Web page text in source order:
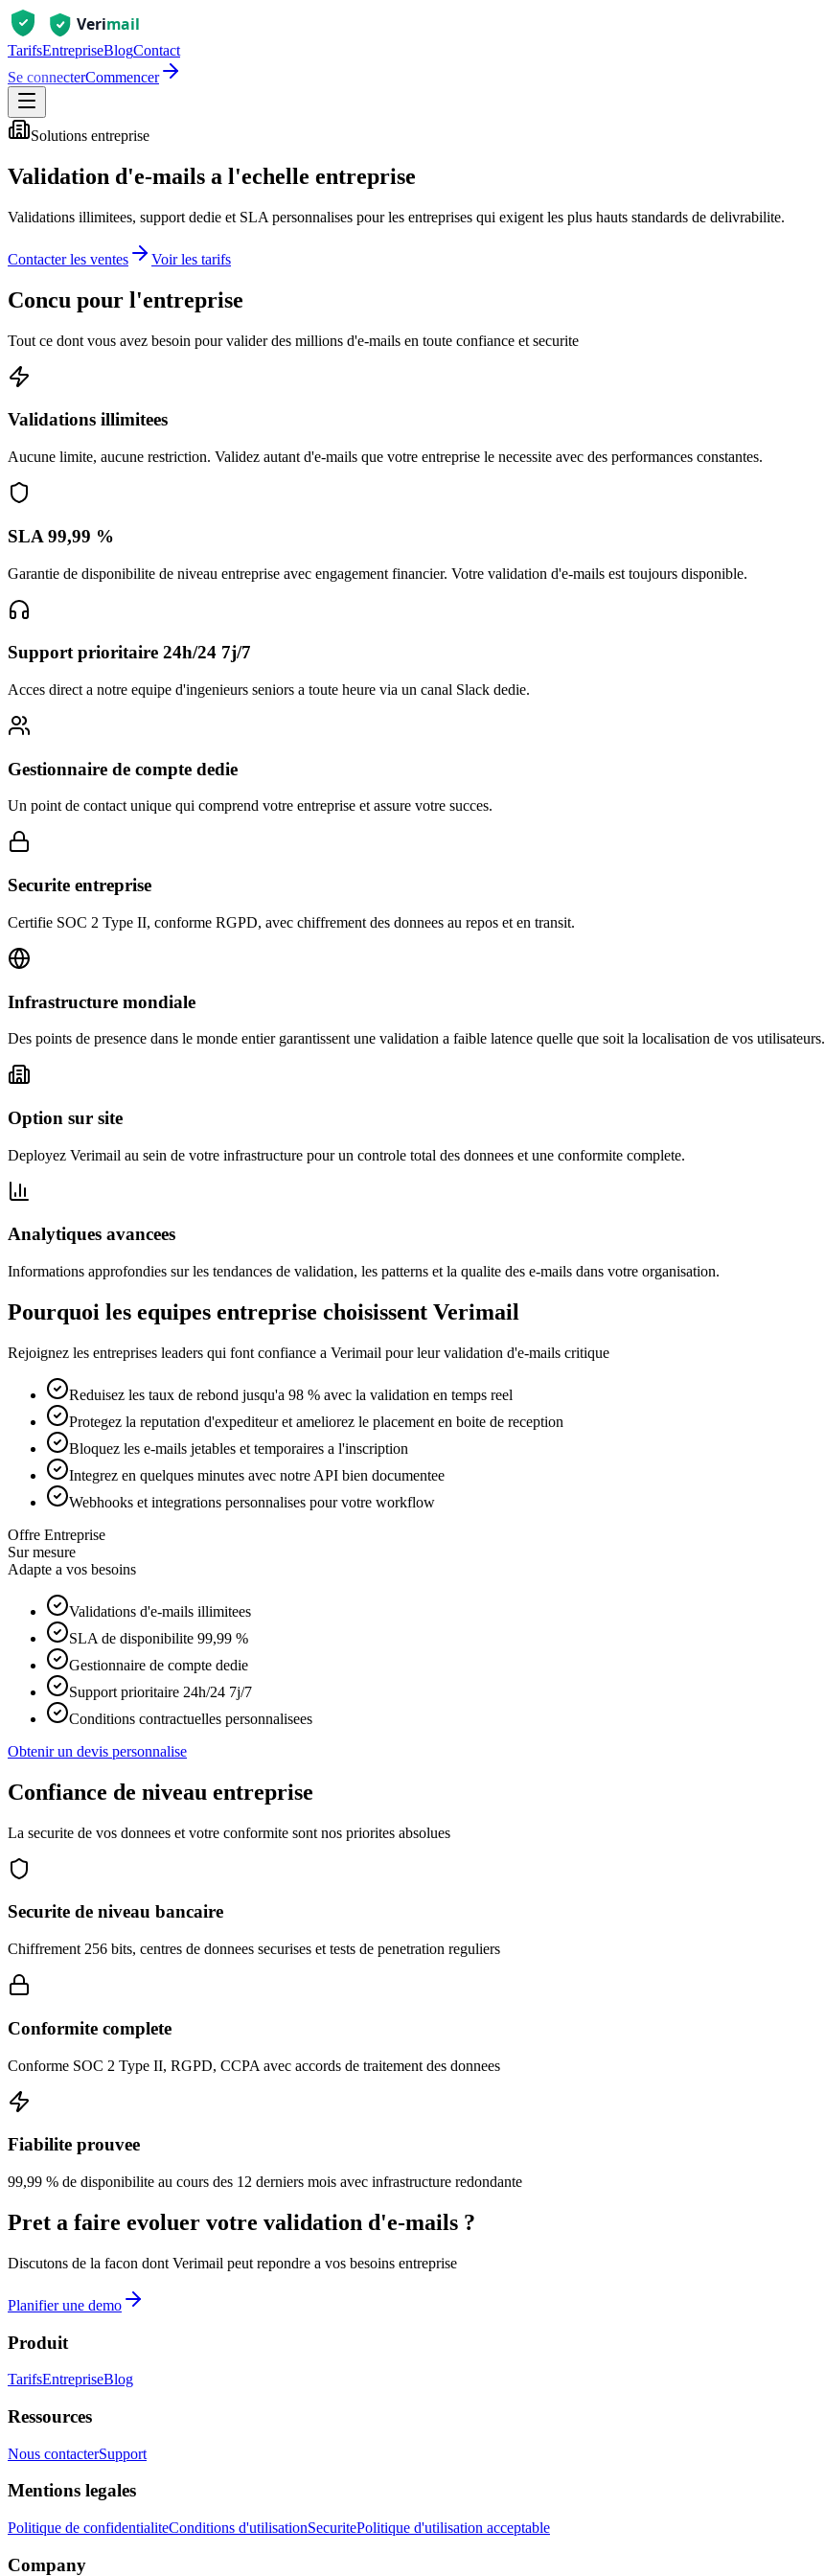
TarifsEntrepriseBlogContact
Se connecterCommencer
Solutions entreprise
Validation d'e-mails a l'echelle entreprise
Validations illimitees, support dedie et SLA personnalises pour les entreprises qui exigent les plus hauts standards de delivrabilite.
Contacter les ventes Voir les tarifs
Concu pour l'entreprise
Tout ce dont vous avez besoin pour valider des millions d'e-mails en toute confiance et securite
Validations illimitees
Aucune limite, aucune restriction. Validez autant d'e-mails que votre entreprise le necessite avec des performances constantes.
SLA 99,99 %
Garantie de disponibilite de niveau entreprise avec engagement financier. Votre validation d'e-mails est toujours disponible.
Support prioritaire 24h/24 7j/7
Acces direct a notre equipe d'ingenieurs seniors a toute heure via un canal Slack dedie.
Gestionnaire de compte dedie
Un point de contact unique qui comprend votre entreprise et assure votre succes.
Securite entreprise
Certifie SOC 2 Type II, conforme RGPD, avec chiffrement des donnees au repos et en transit.
Infrastructure mondiale
Des points de presence dans le monde entier garantissent une validation a faible latence quelle que soit la localisation de vos utilisateurs.
Option sur site
Deployez Verimail au sein de votre infrastructure pour un controle total des donnees et une conformite complete.
Analytiques avancees
Informations approfondies sur les tendances de validation, les patterns et la qualite des e-mails dans votre organisation.
Pourquoi les equipes entreprise choisissent Verimail
Rejoignez les entreprises leaders qui font confiance a Verimail pour leur validation d'e-mails critique
Reduisez les taux de rebond jusqu'a 98 % avec la validation en temps reel
Protegez la reputation d'expediteur et ameliorez le placement en boite de reception
Bloquez les e-mails jetables et temporaires a l'inscription
Integrez en quelques minutes avec notre API bien documentee
Webhooks et integrations personnalises pour votre workflow
Offre Entreprise
Sur mesure
Adapte a vos besoins
Validations d'e-mails illimitees
SLA de disponibilite 99,99 %
Gestionnaire de compte dedie
Support prioritaire 24h/24 7j/7
Conditions contractuelles personnalisees
Obtenir un devis personnalise
Confiance de niveau entreprise
La securite de vos donnees et votre conformite sont nos priorites absolues
Securite de niveau bancaire
Chiffrement 256 bits, centres de donnees securises et tests de penetration reguliers
Conformite complete
Conforme SOC 2 Type II, RGPD, CCPA avec accords de traitement des donnees
Fiabilite prouvee
99,99 % de disponibilite au cours des 12 derniers mois avec infrastructure redondante
Pret a faire evoluer votre validation d'e-mails ?
Discutons de la facon dont Verimail peut repondre a vos besoins entreprise
Planifier une demo
Produit
TarifsEntrepriseBlog
Ressources
Nous contacterSupport
Mentions legales
Politique de confidentialiteConditions d'utilisationSecuritePolitique d'utilisation acceptable
Company